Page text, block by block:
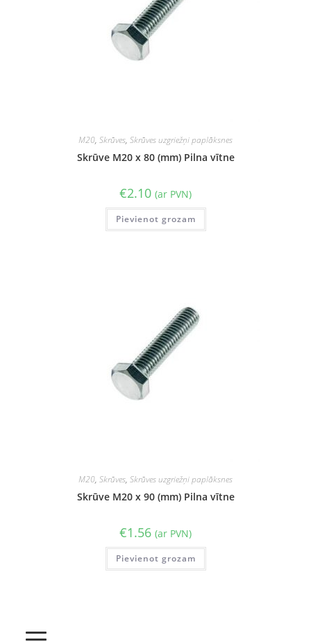
M20, Skrūves, Skrūves uzgriežņi paplāksnes
Skrūve M20 x 80 (mm) Pilna vītne
€2.10 (ar PVN)
Pievienot grozam
M20, Skrūves, Skrūves uzgriežņi paplāksnes
Skrūve M20 x 90 (mm) Pilna vītne
€1.56 (ar PVN)
Pievienot grozam